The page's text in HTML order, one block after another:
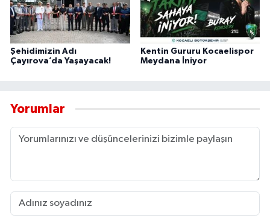
Şehidimizin Adı
Çayırova’da Yaşayacak!
Kentin Gururu Kocaelispor
Meydana İniyor
Yorumlar